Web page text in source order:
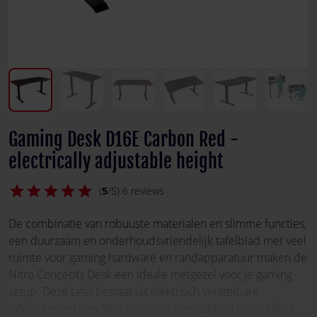
Gaming Desk D16E Carbon Red -
electrically adjustable height
star
star
star
star
star (5/5) 6 reviews
De combinatie van robuuste materialen en slimme functies,
een duurzaam en onderhoudsvriendelijk tafelblad met veel
ruimte voor gaming hardware en randapparatuur maken de
Nitro Concepts Desk een ideale metgezel voor je gaming